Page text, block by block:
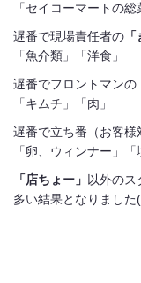
「セイコーマートの
遅番で現場責任者の
「魚介類」「洋食」
遅番でフロントマンの
「キムチ」「肉」
遅番で立ち番（お客様
「卵、ウィンナー」「
「店ちょー」 以外の
多い結果となりました